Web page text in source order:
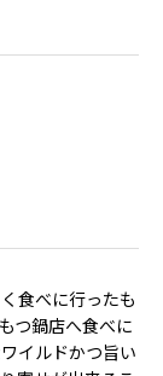
食べに行ったも
つ鍋店へ食べに
イルドかつ旨い